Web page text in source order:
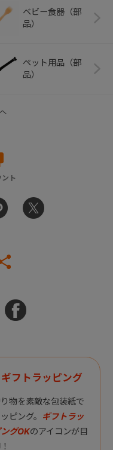
ベビー食器（部
品）
ペット用品（部
品）
ント
ギフトラッピング
物を素敵な包装紙で
ピング。 ギフトラッ
ングOKのアイコンが目